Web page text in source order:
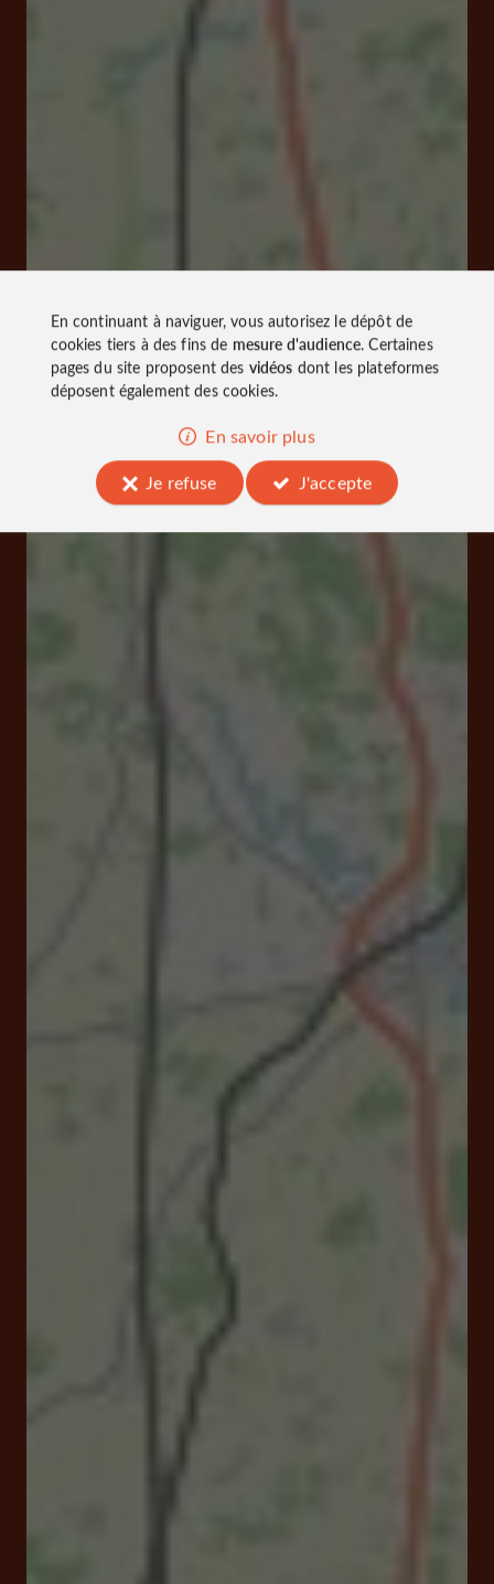
En continuant à naviguer, vous autorisez le dépôt de
cookies tiers à des fins de mesure d'audience. Certaines
pages du site proposent des vidéos dont les plateformes
déposent également des cookies.
En savoir plus
Je refuse
J'accepte